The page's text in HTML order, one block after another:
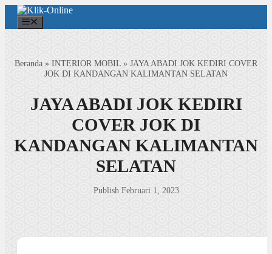
Langsung
isi
Beranda » INTERIOR MOBIL » JAYA ABADI JOK KEDIRI COVER
JOK DI KANDANGAN KALIMANTAN SELATAN
JAYA ABADI JOK KEDIRI
COVER JOK DI
KANDANGAN KALIMANTAN
SELATAN
Publish Februari 1, 2023